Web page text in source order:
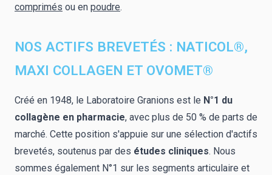
comprimés ou en poudre.
NOS ACTIFS BREVETÉS : NATICOL®,
MAXI COLLAGEN ET OVOMET®
Créé en 1948, le Laboratoire Granions est le N°1 du
collagène en pharmacie, avec plus de 50 % de parts de
marché. Cette position s'appuie sur une sélection d'actifs
brevetés, soutenus par des études cliniques. Nous
sommes également N°1 sur les segments articulaire et